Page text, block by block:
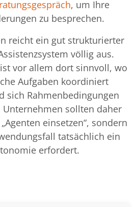
, um Ihre
zu besprechen.
reicht ein gut strukturierter
völlig aus.
vor allem dort sinnvoll, wo
Aufgaben koordiniert
sich Rahmenbedingungen
sollten daher
einsetzen“, sondern
tatsächlich ein
erfordert.